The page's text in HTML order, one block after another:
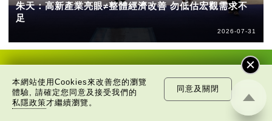
朱天：高新產業亮眼≠整體經濟改善 勿低估宏觀需求不
足
2026-07-31
當
年
今
1984年8月7日
本網站使用Cookies來改善您的瀏覽
體驗, 請確定您同意及接受我們的
私隱政策才繼續瀏覽。
同意及關閉